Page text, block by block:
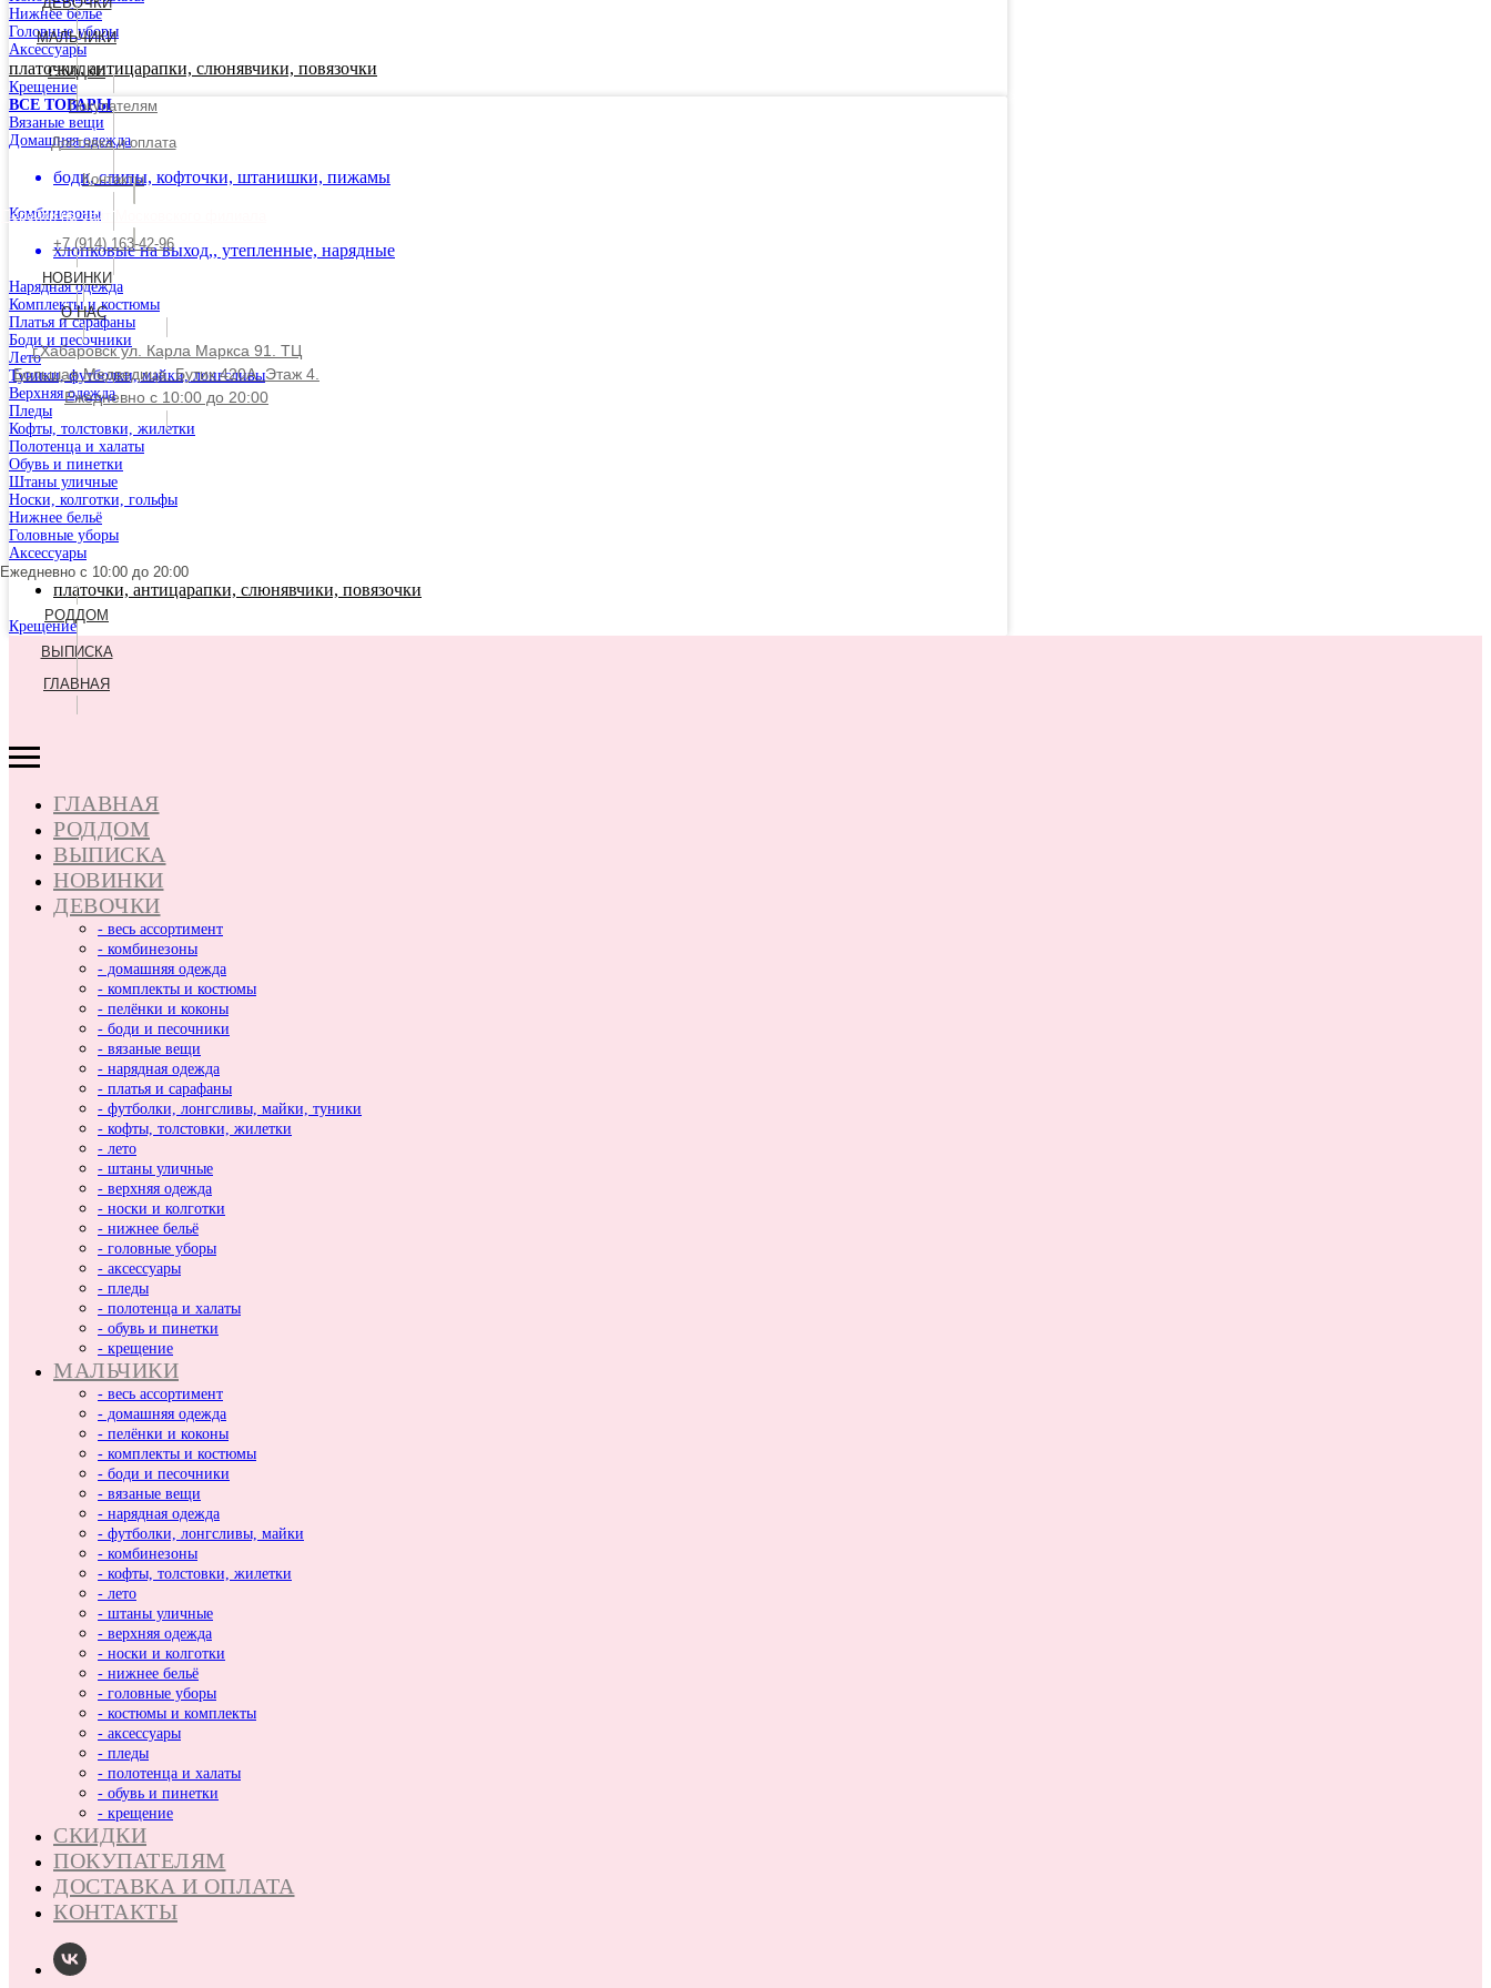
МАЛЬЧИКИ
СКИДКИ
Покупателям
Доставка и оплата
Контакты
Перейти на сайт Московского филиала
+7 (914) 163-42-96
НОВИНКИ
О НАС
г.Хабаровск ул. Карла Маркса 91. ТЦ
Большая Медведица. Бутик 420А. Этаж 4.
Ежедневно с 10:00 до 20:00
Ежедневно с 10:00 до 20:00
РОДДОМ
ВЫПИСКА
ГЛАВНАЯ
Нижнее белье
Головные уборы
Аксессуары
платочки, антицарапки, слюнявчики, повязочки
Крещение
ВСЕ ТОВАРЫ
Вязаные вещи
Домашняя одежда
боди, слипы, кофточки, штанишки, пижамы
Комбинезоны
хлопковые на выход,, утепленные, нарядные
Нарядная одежда
Комплекты и костюмы
Платья и сарафаны
Боди и песочники
Лето
Туники, футболки, майки, лонгсливы
Верхняя одежда
Пледы
Кофты, толстовки, жилетки
Полотенца и халаты
Обувь и пинетки
Штаны уличные
Носки, колготки, гольфы
Нижнее бельё
Головные уборы
Аксессуары
платочки, антицарапки, слюнявчики, повязочки
Крещение
ГЛАВНАЯ
РОДДОМ
ВЫПИСКА
НОВИНКИ
ДЕВОЧКИ
- весь ассортимент
- комбинезоны
- домашняя одежда
- комплекты и костюмы
- пелёнки и коконы
- боди и песочники
- вязаные вещи
- нарядная одежда
- платья и сарафаны
- футболки, лонгсливы, майки, туники
- кофты, толстовки, жилетки
- лето
- штаны уличные
- верхняя одежда
- носки и колготки
- нижнее бельё
- головные уборы
- аксессуары
- пледы
- полотенца и халаты
- обувь и пинетки
- крещение
МАЛЬЧИКИ
- весь ассортимент
- домашняя одежда
- пелёнки и коконы
- комплекты и костюмы
- боди и песочники
- вязаные вещи
- нарядная одежда
- футболки, лонгсливы, майки
- комбинезоны
- кофты, толстовки, жилетки
- лето
- штаны уличные
- верхняя одежда
- носки и колготки
- нижнее бельё
- головные уборы
- костюмы и комплекты
- аксессуары
- пледы
- полотенца и халаты
- обувь и пинетки
- крещение
СКИДКИ
ПОКУПАТЕЛЯМ
ДОСТАВКА И ОПЛАТА
КОНТАКТЫ